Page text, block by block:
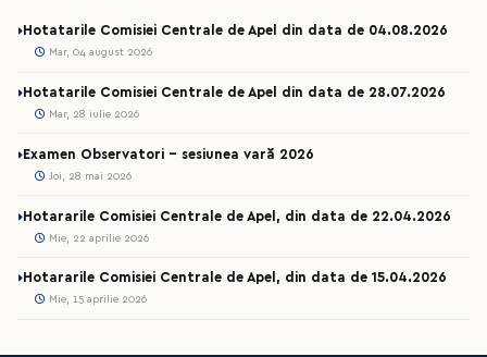
Hotatarile Comisiei Centrale de Apel din data de 04.08.2026
Mar, 04 august 2026
Hotatarile Comisiei Centrale de Apel din data de 28.07.2026
Mar, 28 iulie 2026
Examen Observatori - sesiunea vară 2026
Joi, 28 mai 2026
Hotararile Comisiei Centrale de Apel, din data de 22.04.2026
Mie, 22 aprilie 2026
Hotararile Comisiei Centrale de Apel, din data de 15.04.2026
Mie, 15 aprilie 2026